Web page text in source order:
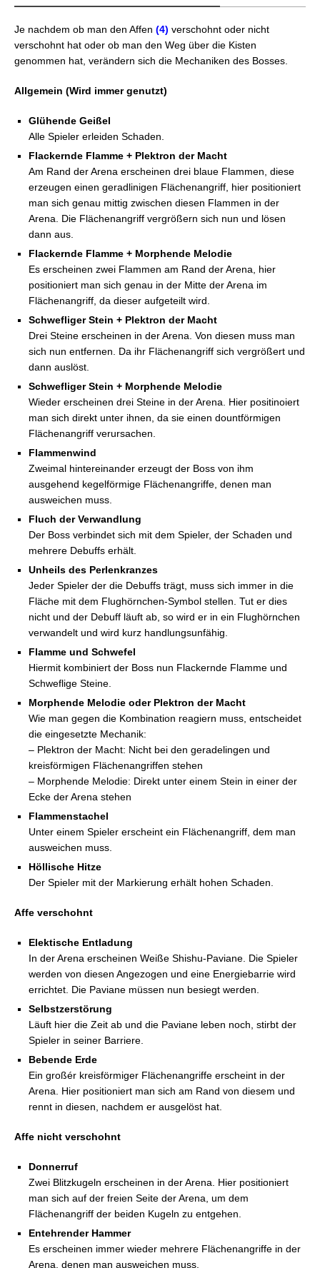
Je nachdem ob man den Affen (4) verschohnt oder nicht
verschohnt hat oder ob man den Weg über die Kisten
genommen hat, verändern sich die Mechaniken des Bosses.
Allgemein (Wird immer genutzt)
Glühende Geißel
Alle Spieler erleiden Schaden.
Flackernde Flamme + Plektron der Macht
Am Rand der Arena erscheinen drei blaue Flammen, diese
erzeugen einen geradlinigen Flächenangriff, hier positioniert
man sich genau mittig zwischen diesen Flammen in der
Arena. Die Flächenangriff vergrößern sich nun und lösen
dann aus.
Flackernde Flamme + Morphende Melodie
Es erscheinen zwei Flammen am Rand der Arena, hier
positioniert man sich genau in der Mitte der Arena im
Flächenangriff, da dieser aufgeteilt wird.
Schwefliger Stein + Plektron der Macht
Drei Steine erscheinen in der Arena. Von diesen muss man
sich nun entfernen. Da ihr Flächenangriff sich vergrößert und
dann auslöst.
Schwefliger Stein + Morphende Melodie
Wieder erscheinen drei Steine in der Arena. Hier positinoiert
man sich direkt unter ihnen, da sie einen dountförmigen
Flächenangriff verursachen.
Flammenwind
Zweimal hintereinander erzeugt der Boss von ihm
ausgehend kegelförmige Flächenangriffe, denen man
ausweichen muss.
Fluch der Verwandlung
Der Boss verbindet sich mit dem Spieler, der Schaden und
mehrere Debuffs erhält.
Unheils des Perlenkranzes
Jeder Spieler der die Debuffs trägt, muss sich immer in die
Fläche mit dem Flughörnchen-Symbol stellen. Tut er dies
nicht und der Debuff läuft ab, so wird er in ein Flughörnchen
verwandelt und wird kurz handlungsunfähig.
Flamme und Schwefel
Hiermit kombiniert der Boss nun Flackernde Flamme und
Schweflige Steine.
Morphende Melodie oder Plektron der Macht
Wie man gegen die Kombination reagiern muss, entscheidet
die eingesetzte Mechanik:
– Plektron der Macht: Nicht bei den geradelingen und
kreisförmigen Flächenangriffen stehen
– Morphende Melodie: Direkt unter einem Stein in einer der
Ecke der Arena stehen
Flammenstachel
Unter einem Spieler erscheint ein Flächenangriff, dem man
ausweichen muss.
Höllische Hitze
Der Spieler mit der Markierung erhält hohen Schaden.
Affe verschohnt
Elektische Entladung
In der Arena erscheinen Weiße Shishu-Paviane. Die Spieler
werden von diesen Angezogen und eine Energiebarrie wird
errichtet. Die Paviane müssen nun besiegt werden.
Selbstzerstörung
Läuft hier die Zeit ab und die Paviane leben noch, stirbt der
Spieler in seiner Barriere.
Bebende Erde
Ein großér kreisförmiger Flächenangriffe erscheint in der
Arena. Hier positioniert man sich am Rand von diesem und
rennt in diesen, nachdem er ausgelöst hat.
Affe nicht verschohnt
Donnerruf
Zwei Blitzkugeln erscheinen in der Arena. Hier positioniert
man sich auf der freien Seite der Arena, um dem
Flächenangriff der beiden Kugeln zu entgehen.
Entehrender Hammer
Es erscheinen immer wieder mehrere Flächenangriffe in der
Arena, denen man ausweichen muss.